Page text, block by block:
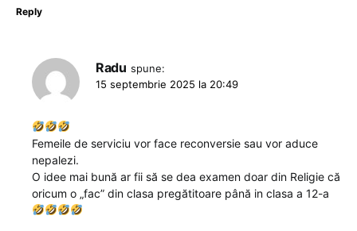
Reply
Radu spune:
15 septembrie 2025 la 20:49
Femeile de serviciu vor face reconversie sau vor aduce
nepalezi.
O idee mai bună ar fii să se dea examen doar din Religie că
oricum o „fac” din clasa pregătitoare până in clasa a 12-a